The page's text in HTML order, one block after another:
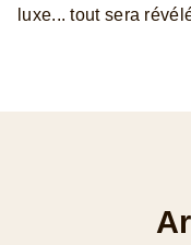
luxe... tout sera